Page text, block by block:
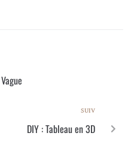
SUIV
DIY : Tableau en 3D